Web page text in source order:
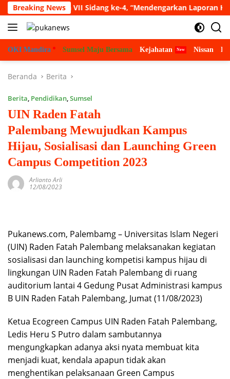
Langsung
ke
konten
Breaking News
Paripurna VII Sidang ke-4, “Mendengarkan Laporan Hasil
OKI Mandira Sumsel Maju Bersama Kejahatan Nissan
Beranda Berita
Berita, Pendidikan,Sumsel
UIN Raden Fatah
Palembang Mewujudkan Kampus
Hijau, Sosialisasi dan Launching Green
Campus Competition 2023
Arlianto Arli
12/08/2023
Pukanews.com, Palembamg – Universitas Islam Negeri
(UIN) Raden Fatah Palembang melaksanakan kegiatan
sosialisasi dan launching kompetisi kampus hijau di
lingkungan UIN Raden Fatah Palembang di ruang
auditorium lantai 4 Gedung Pusat Administrasi kampus
B UIN Raden Fatah Palembang, Jumat (11/08/2023)
Ketua Ecogreen Campus UIN Raden Fatah Palembang,
Ledis Heru S Putro dalam sambutannya
mengungkapkan adanya aksi nyata membuat kita
menjadi kuat, kendala apapun tidak akan
menghentikan pelaksanaan Green Campus